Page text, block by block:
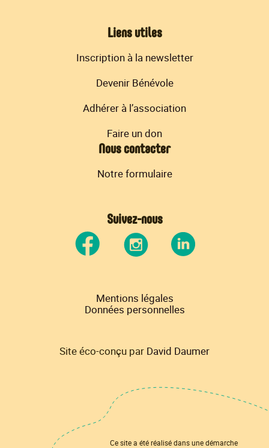
Liens utiles
Inscription à la newsletter
Devenir Bénévole
Adhérer à l’association
Faire un don
Nous contacter
Notre formulaire
Suivez-nous
Mentions légales
Données personnelles
Site éco-conçu par David Daumer
Ce site a été réalisé dans une démarche